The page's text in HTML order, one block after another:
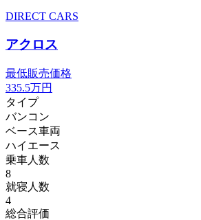
DIRECT CARS
アクロス
最低販売価格
335.5万円
タイプ
バンコン
ベース車両
ハイエース
乗車人数
8
就寝人数
4
総合評価